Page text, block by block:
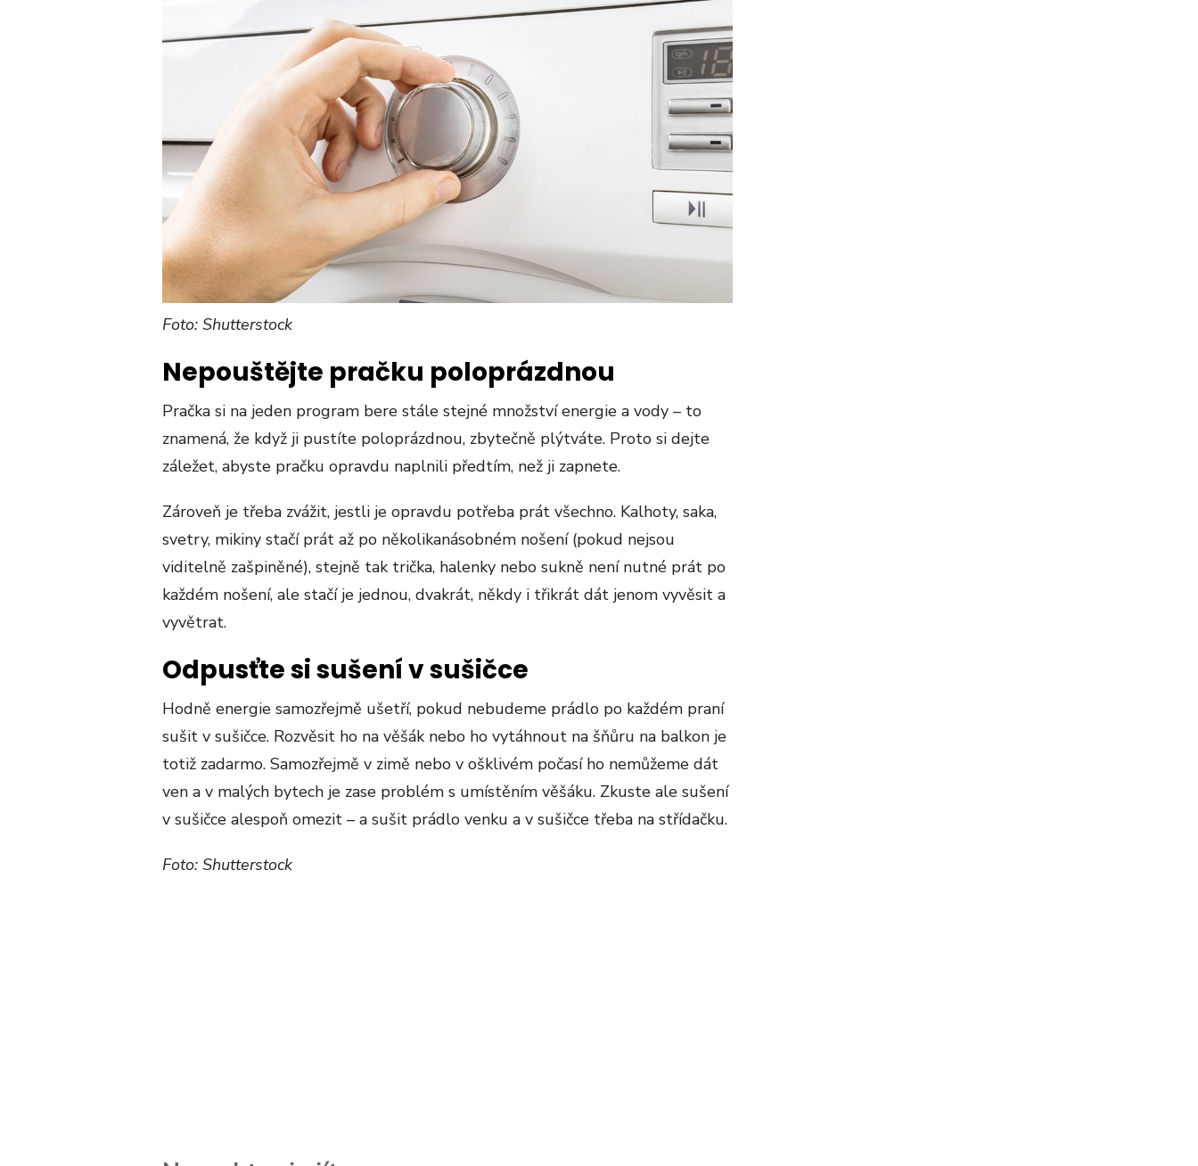
Foto: Shutterstock
Nepouštějte pračku poloprázdnou
Pračka si na jeden program bere stále stejné množství energie a vody – to
znamená, že když ji pustíte poloprázdnou, zbytečně plýtváte. Proto si dejte
záležet, abyste pračku opravdu naplnili předtím, než ji zapnete.
Zároveň je třeba zvážit, jestli je opravdu potřeba prát všechno. Kalhoty, saka,
svetry, mikiny stačí prát až po několikanásobném nošení (pokud nejsou
viditelně zašpiněné), stejně tak trička, halenky nebo sukně není nutné prát po
každém nošení, ale stačí je jednou, dvakrát, někdy i třikrát dát jenom vyvěsit a
vyvětrat.
Odpusťte si sušení v sušičce
Hodně energie samozřejmě ušetří, pokud nebudeme prádlo po každém praní
sušit v sušičce. Rozvěsit ho na věšák nebo ho vytáhnout na šňůru na balkon je
totiž zadarmo. Samozřejmě v zimě nebo v ošklivém počasí ho nemůžeme dát
ven a v malých bytech je zase problém s umístěním věšáku. Zkuste ale sušení
v sušičce alespoň omezit – a sušit prádlo venku a v sušičce třeba na střídačku.
Foto: Shutterstock